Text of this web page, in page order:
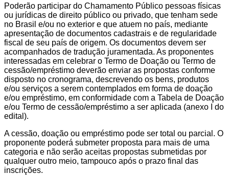
Poderão participar do Chamamento Público pessoas físicas
ou jurídicas de direito público ou privado, que tenham sede
no Brasil e/ou no exterior e que atuem no país, mediante
apresentação de documentos cadastrais e de regularidade
fiscal de seu país de origem. Os documentos devem ser
acompanhados de tradução juramentada. As proponentes
interessadas em celebrar o Termo de Doação ou Termo de
cessão/empréstimo deverão enviar as propostas conforme
disposto no cronograma, descrevendo os bens, produtos
e/ou serviços a serem contemplados em forma de doação
e/ou empréstimo, em conformidade com a Tabela de Doação
e/ou Termo de cessão/empréstimo a ser aplicada (anexo I do
edital).
A cessão, doação ou empréstimo pode ser total ou parcial. O
proponente poderá submeter proposta para mais de uma
categoria e não serão aceitas propostas submetidas por
qualquer outro meio, tampouco após o prazo final das
inscrições.